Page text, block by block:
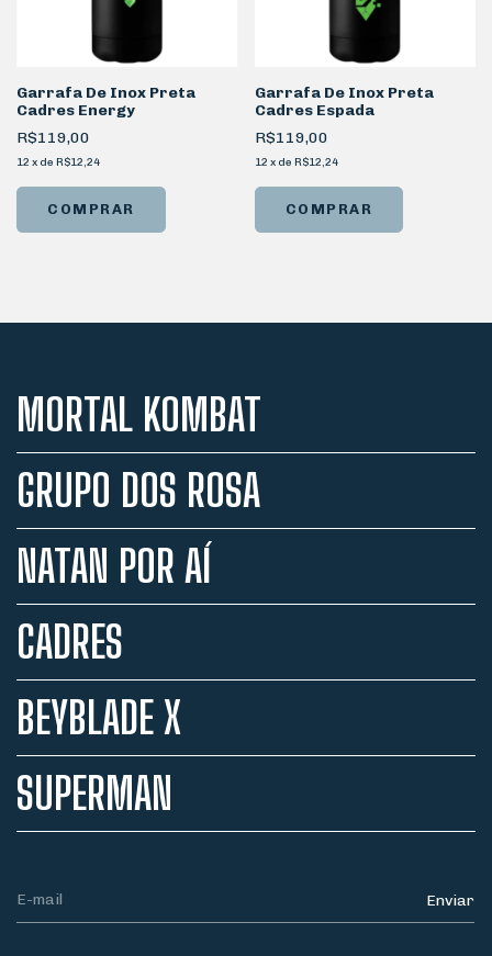
Garrafa De Inox Preta
Cadres Energy
R$119,00
12 x de R$12,24
Garrafa De Inox Preta
Cadres Espada
R$119,00
12 x de R$12,24
MORTAL KOMBAT
GRUPO DOS ROSA
NATAN POR AÍ
CADRES
BEYBLADE X
SUPERMAN